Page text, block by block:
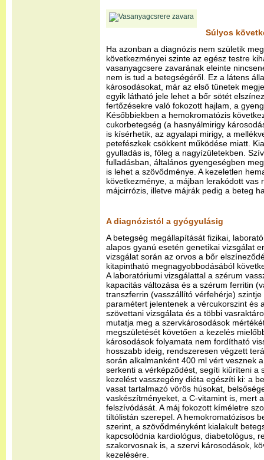
Súlyos
Ha azonban a diagnózis nem születik
következményei szinte az egész testre
vasanyagcsere zavarának eleinte
nem is tud a betegségéről. Ez a látens
károsodásokat, már az első tünetek
egyik látható jele lehet a bőr sötét
fertőzésekre való fokozott hajlam, a
Későbbiekben a hemokromatózis
cukorbetegség (a hasnyálmirigy
is kísérhetik, az agyalapi mirigy, a
petefészkek csökkent működése miatt.
gyulladás is, főleg a nagyízületekben.
fulladásban, általános gyengeségben
is lehet a szövődménye. A kezeletlen
következménye, a májban lerakódott vas
májcirrózis, illetve májrák pedig a beteg
A diagnózistól a gyógyulásig
A betegség megállapítását fizikai,
alapos gyanú esetén genetikai vizsgálat
vizsgálat során az orvos a bőr
kitapintható megnagyobbodásából
A laboratóriumi vizsgálattal a szérum
kapacitás változása és a szérum ferritin
transzferrin (vasszállító vérfehérje)
paramétert jelentenek a vércukorszint és
szövettani vizsgálata és a többi
mutatja meg a szervkárosodások
megszületését követően a kezelés
károsodások folyamata nem fordítható
hosszabb ideig, rendszeresen végzett
során alkalmanként 400 ml vért vesznek
serkenti a vérképződést, segíti kiüríteni a
kezelést vasszegény diéta egészíti ki: a
vasat tartalmazó vörös húsokat,
vaskészítményeket, a C-vitamint is, mert
felszívódását. A máj fokozott kíméletre
tiltólistán szerepel. A hemokromatózisos
szerint, a szövődményként kialakult
kapcsolódnia kardiológus, diabetológus,
szakorvosnak is, a szervi károsodások,
kezelésére.